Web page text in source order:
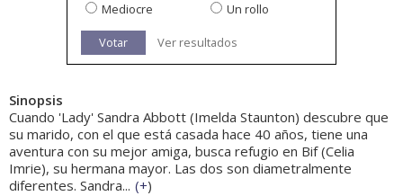
Mediocre
Un rollo
Votar Ver resultados
Sinopsis
Cuando 'Lady' Sandra Abbott (Imelda Staunton) descubre que
su marido, con el que está casada hace 40 años, tiene una
aventura con su mejor amiga, busca refugio en Bif (Celia
Imrie), su hermana mayor. Las dos son diametralmente
diferentes. Sandra... (+)